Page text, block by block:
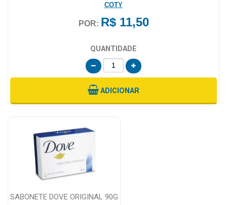
COTY
POR: R$ 11,50
QUANTIDADE
ADICIONAR
SABONETE DOVE ORIGINAL 90G